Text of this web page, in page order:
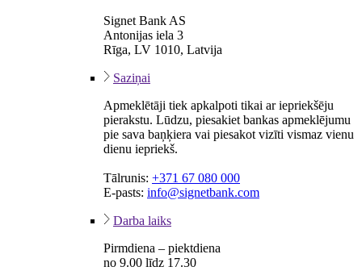
Signet Bank AS
Antonijas iela 3
Rīga, LV 1010, Latvija
Saziņai
Apmeklētāji tiek apkalpoti tikai ar iepriekšēju
pierakstu. Lūdzu, piesakiet bankas apmeklējumu
pie sava baņķiera vai piesakot vizīti vismaz vienu
dienu iepriekš.
Tālrunis: +371 67 080 000
E-pasts: info@signetbank.com
Darba laiks
Pirmdiena – piektdiena
no 9.00 līdz 17.30